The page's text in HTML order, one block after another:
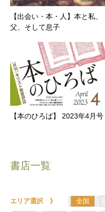
【出会い・本・人】本と私、
父、そして息子
【本のひろば】 2023年4月号
書店一覧
エリア選択 》 全国